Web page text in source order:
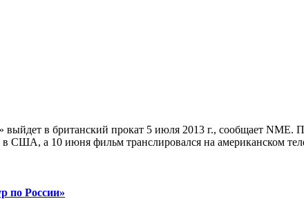
в британский прокат 5 июля 2013 г., сообщает NME.
США, а 10 июня фильм транслировался на американском
по России»